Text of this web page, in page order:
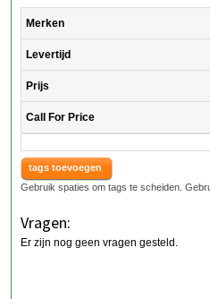
Merken
Levertijd
Prijs
Call For Price
tags toevoegen
Gebruik spaties om tags te scheiden.
Vragen:
Er zijn nog geen vragen gesteld.